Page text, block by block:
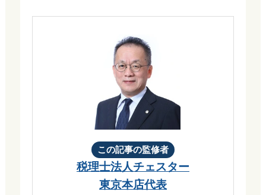
この記事の監修者
税理士法人チェスター
東京本店代表